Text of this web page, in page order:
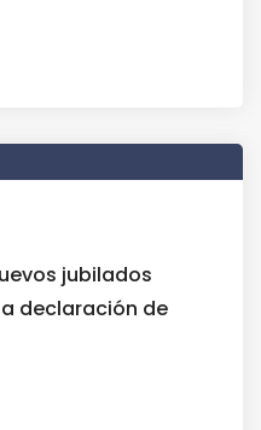
jubilados
declaración de